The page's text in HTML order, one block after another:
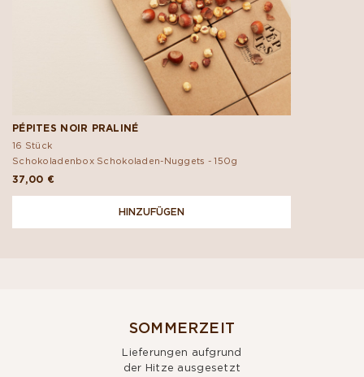
PÉPITES NOIR PRALINÉ
16 Stück
Schokoladenbox Schokoladen-Nuggets -150g
37,00 €
HINZUFÜGEN
SOMMERZEIT
Lieferungen aufgrund
der Hitze ausgesetzt